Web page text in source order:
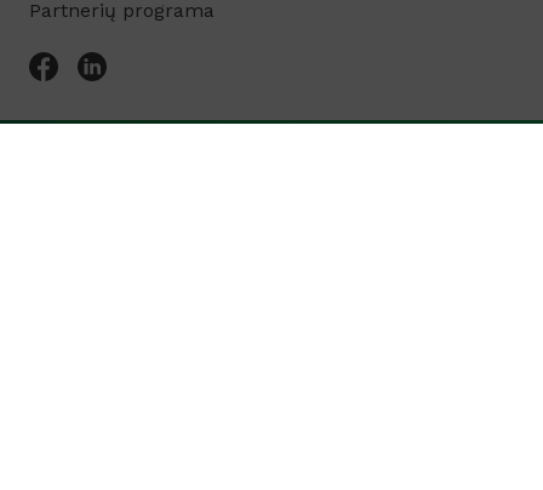
Partnerių programa